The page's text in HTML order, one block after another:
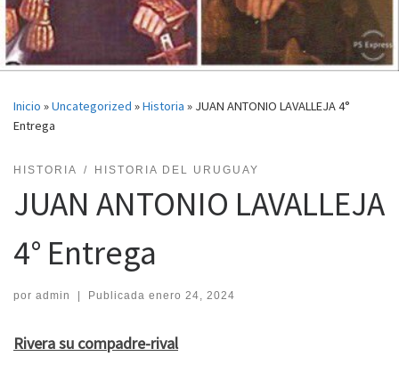
Inicio »Uncategorized »Historia » JUAN ANTONIO LAVALLEJA 4°
Entrega
HISTORIA HISTORIA DEL URUGUAY
JUAN ANTONIO LAVALLEJA
4° Entrega
por admin | Publicada enero 24, 2024
Rivera su compadre-rival